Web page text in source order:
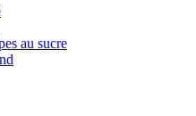
au sucre